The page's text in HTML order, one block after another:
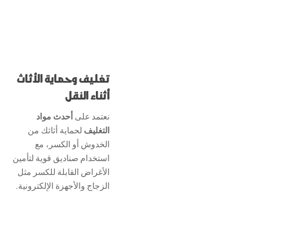
تغليف وحماية الأثاث
أثناء النقل
نعتمد على أحدث مواد
التغليف لحماية أثاثك من
الخدوش أو الكسر، مع
استخدام صناديق قوية لتأمين
الأغراض القابلة للكسر مثل
الزجاج والأجهزة الإلكترونية.